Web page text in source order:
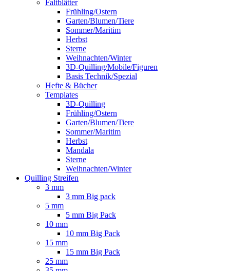
Faltblätter
Frühling/Ostern
Garten/Blumen/Tiere
Sommer/Maritim
Herbst
Sterne
Weihnachten/Winter
3D-Quilling/Mobile/Figuren
Basis Technik/Spezial
Hefte & Bücher
Templates
3D-Quilling
Frühling/Ostern
Garten/Blumen/Tiere
Sommer/Maritim
Herbst
Mandala
Sterne
Weihnachten/Winter
Quilling Streifen
3 mm
3 mm Big pack
5 mm
5 mm Big Pack
10 mm
10 mm Big Pack
15 mm
15 mm Big Pack
25 mm